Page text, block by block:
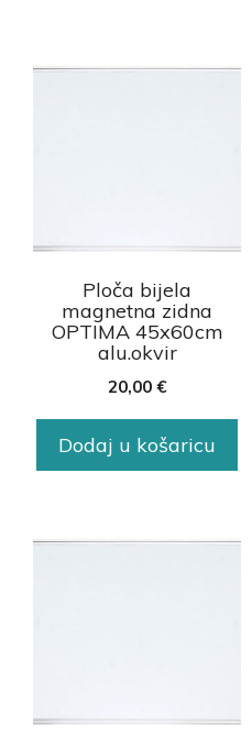
Ploča bijela
magnetna zidna
OPTIMA 45x60cm
alu.okvir
20,00 €
Dodaj u košaricu